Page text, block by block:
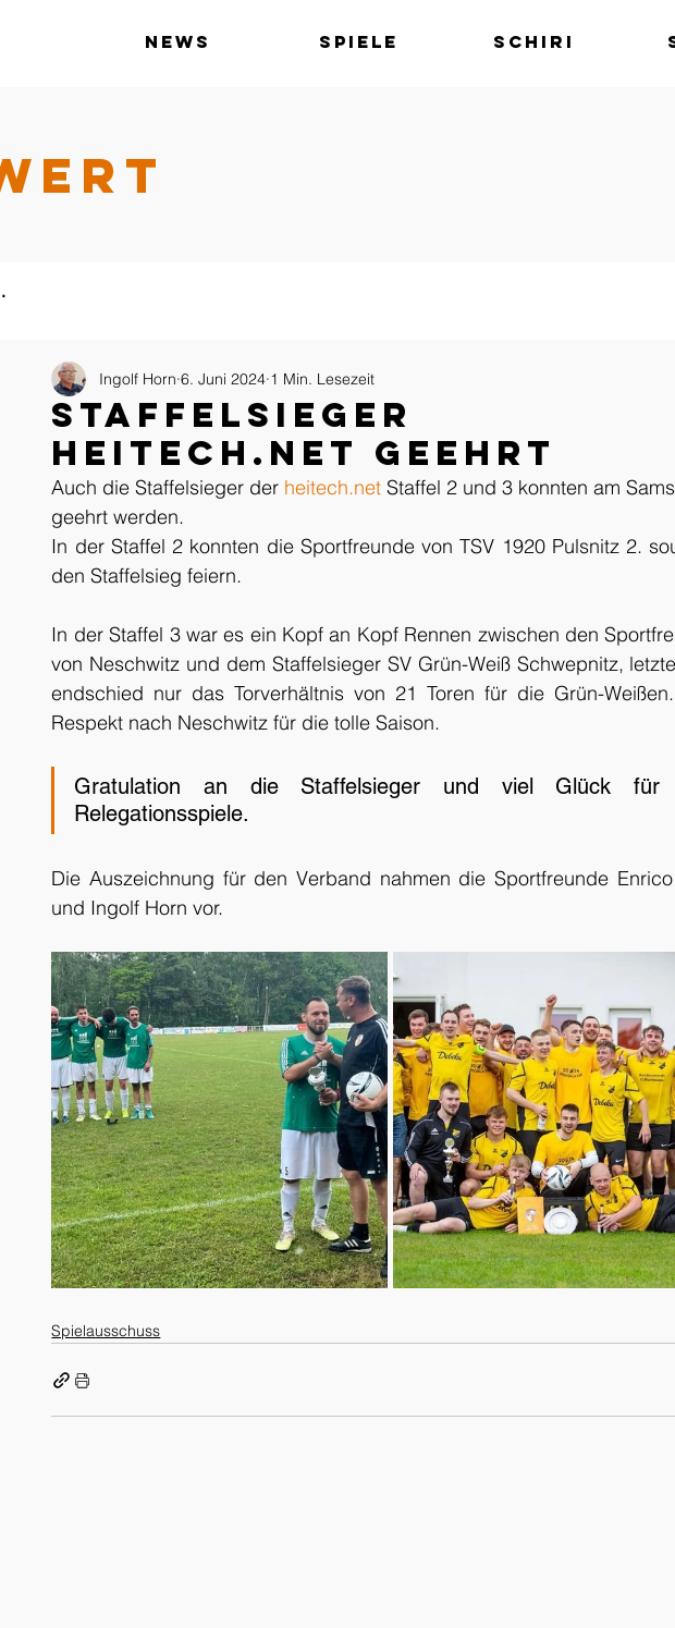
News Spiele Schiri
Staffelsieger
heitech.net geehrt
Ingolf Horn 6. Juni 2024 1 Min. Lesezeit
Auch die Staffelsieger der heitech.net Staffel 2 und 3 konnten am
geehrt werden.
In der Staffel 2 konnten die Sportfreunde von TSV 1920 Pulsnitz 2.
den Staffelsieg feiern.
In der Staffel 3 war es ein Kopf an Kopf Rennen zwischen den
von Neschwitz und dem Staffelsieger SV Grün-Weiß Schwepnitz,
endschied nur das Torverhältnis von 21 Toren für die Grün-
Respekt nach Neschwitz für die tolle Saison.
Gratulation an die Staffelsieger und viel Glück für
Relegationsspiele.
Die Auszeichnung für den Verband nahmen die Sportfreunde
und Ingolf Horn vor.
Spielausschuss